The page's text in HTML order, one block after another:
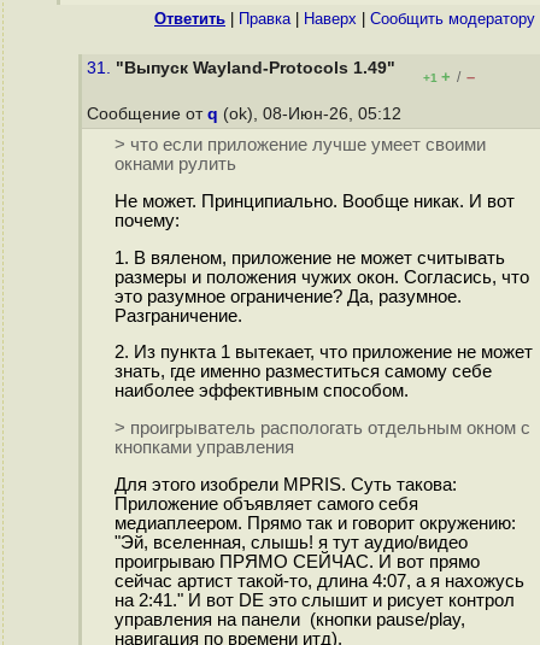
Ответить Правка| Наверх Cообщить модератору
31. "Выпуск Wayland-Protocols 1.49"
+1 + / –
Сообщение от q (ok), 08-Июн-26, 05:12
> что если приложение лучше умеет своими
окнами рулить
Не может. Принципиально. Вообще никак. И вот
почему:
1. В вяленом, приложение не может считывать
размеры и положения чужих окон. Согласись, что
это разумное ограничение? Да, разумное.
Разграничение.
2. Из пункта 1 вытекает, что приложение не может
знать, где именно разместиться самому себе
наиболее эффективным способом.
> проигрыватель распологать отдельным окном с
кнопками управления
Для этого изобрели MPRIS. Суть такова:
Приложение объявляет самого себя
медиаплеером. Прямо так и говорит окружению:
"Эй, вселенная, слышь! я тут аудио/видео
проигрываю ПРЯМО СЕЙЧАС. И вот прямо
сейчас артист такой-то, длина 4:07, а я нахожусь
на 2:41." И вот DE это слышит и рисует контрол
управления на панели (кнопки pause/play,
навигация по времени итд).